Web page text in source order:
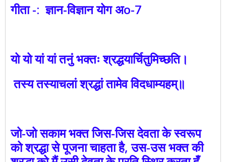
गीता -: ज्ञान-विज्ञान योग अo-7
यो यो यां यां तनुं भक्तः श्रद्धयार्चितुमिच्छति।
तस्य तस्याचलां श्रद्धां तामेव विदधाम्यहम्‌॥
जो-जो सकाम भक्त जिस-जिस देवता के स्वरूप
को श्रद्धा से पूजना चाहता है, उस-उस भक्त की